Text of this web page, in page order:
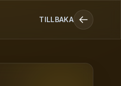
TILLBAKA